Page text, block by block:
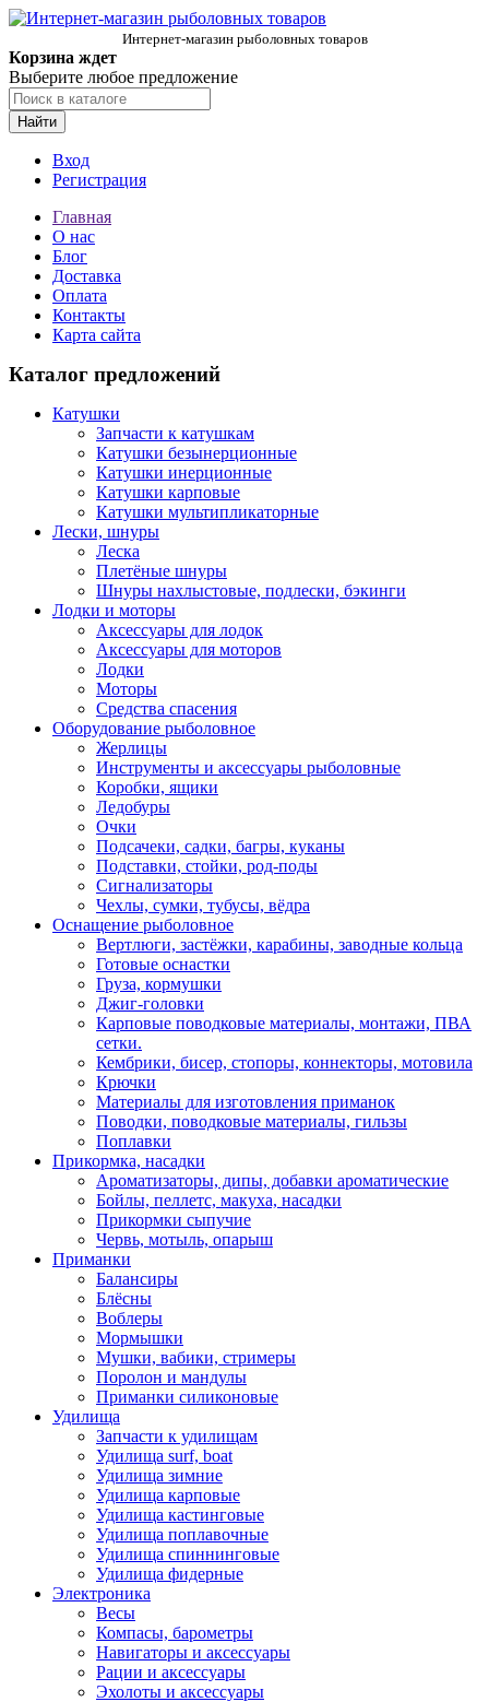
Интернет-магазин рыболовных товаров
Корзина ждет
Выберите любое предложение
Найти
Вход
Регистрация
Главная
О нас
Блог
Доставка
Оплата
Контакты
Карта сайта
Каталог предложений
Катушки
Запчасти к катушкам
Катушки безынерционные
Катушки инерционные
Катушки карповые
Катушки мультипликаторные
Лески, шнуры
Леска
Плетёные шнуры
Шнуры нахлыстовые, подлески, бэкинги
Лодки и моторы
Аксессуары для лодок
Аксессуары для моторов
Лодки
Моторы
Средства спасения
Оборудование рыболовное
Жерлицы
Инструменты и аксессуары рыболовные
Коробки, ящики
Ледобуры
Очки
Подсачеки, садки, багры, куканы
Подставки, стойки, род-поды
Сигнализаторы
Чехлы, сумки, тубусы, вёдра
Оснащение рыболовное
Вертлюги, застёжки, карабины, заводные кольца
Готовые оснастки
Груза, кормушки
Джиг-головки
Карповые поводковые материалы, монтажи, ПВА
сетки.
Кембрики, бисер, стопоры, коннекторы, мотовила
Крючки
Материалы для изготовления приманок
Поводки, поводковые материалы, гильзы
Поплавки
Прикормка, насадки
Ароматизаторы, дипы, добавки ароматические
Бойлы, пеллетс, макуха, насадки
Прикормки сыпучие
Червь, мотыль, опарыш
Приманки
Балансиры
Блёсны
Воблеры
Мормышки
Мушки, вабики, стримеры
Поролон и мандулы
Приманки силиконовые
Удилища
Запчасти к удилищам
Удилища surf, boat
Удилища зимние
Удилища карповые
Удилища кастинговые
Удилища поплавочные
Удилища спиннинговые
Удилища фидерные
Электроника
Весы
Компасы, барометры
Навигаторы и аксессуары
Рации и аксессуары
Эхолоты и аксессуары